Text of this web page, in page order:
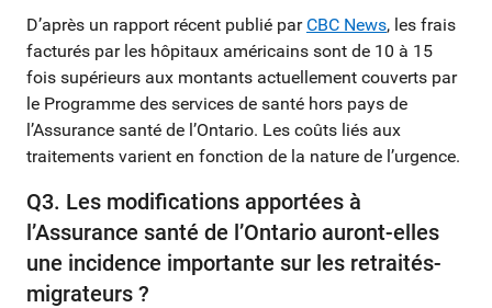
D’après un rapport récent publié par CBC News, les frais
facturés par les hôpitaux américains sont de 10 à 15
fois supérieurs aux montants actuellement couverts par
le Programme des services de santé hors pays de
l’Assurance santé de l’Ontario. Les coûts liés aux
traitements varient en fonction de la nature de l’urgence.
Q3. Les modifications apportées à
l’Assurance santé de l’Ontario auront-elles
une incidence importante sur les retraités-
migrateurs ?